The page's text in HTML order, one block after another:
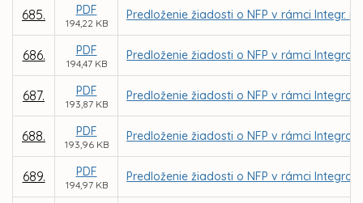
685. PDF
194,22 KB
Predloženie žiadosti o NFP v rámci Integr.
686. PDF
194,47 KB
Predloženie žiadosti o NFP v rámci
687. PDF
193,87 KB
Predloženie žiadosti o NFP v rámci
688. PDF
193,96 KB
Predloženie žiadosti o NFP v rámci
689. PDF
194,97 KB
Predloženie žiadosti o NFP v rámci